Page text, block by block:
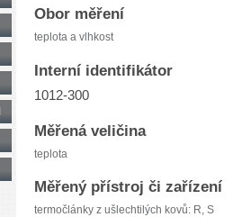
Obor měření
teplota a vlhkost
Interní identifikátor
1012-300
Měřená veličina
teplota
Měřený přístroj či zařízení
termočlánky z ušlechtilých kovů: R, S